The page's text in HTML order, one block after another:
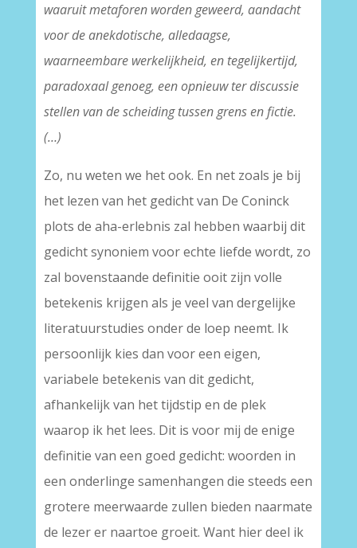
waaruit metaforen worden geweerd, aandacht
voor de anekdotische, alledaagse,
waarneembare werkelijkheid, en tegelijkertijd,
paradoxaal genoeg, een opnieuw ter discussie
stellen van de scheiding tussen grens en fictie.
(…)
Zo, nu weten we het ook. En net zoals je bij
het lezen van het gedicht van De Coninck
plots de aha-erlebnis zal hebben waarbij dit
gedicht synoniem voor echte liefde wordt, zo
zal bovenstaande definitie ooit zijn volle
betekenis krijgen als je veel van dergelijke
literatuurstudies onder de loep neemt. Ik
persoonlijk kies dan voor een eigen,
variabele betekenis van dit gedicht,
afhankelijk van het tijdstip en de plek
waarop ik het lees. Dit is voor mij de enige
definitie van een goed gedicht: woorden in
een onderlinge samenhangen die steeds een
grotere meerwaarde zullen bieden naarmate
de lezer er naartoe groeit. Want hier deel ik